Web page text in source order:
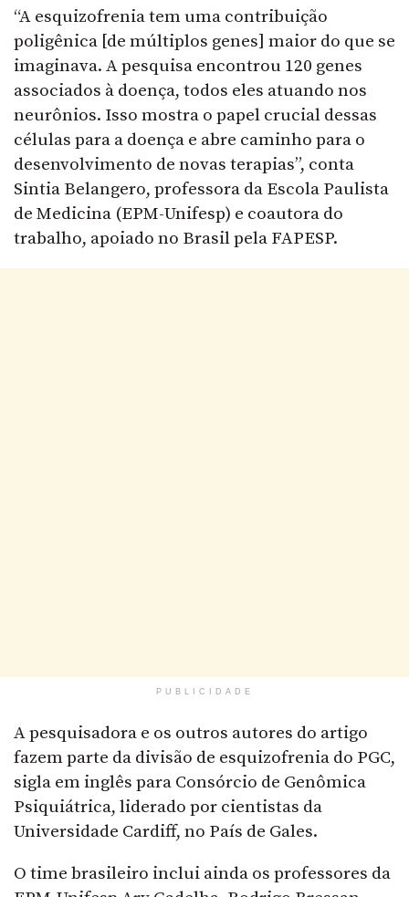
“A esquizofrenia tem uma contribuição
poligênica [de múltiplos genes] maior do que se
imaginava. A pesquisa encontrou 120 genes
associados à doença, todos eles atuando nos
neurônios. Isso mostra o papel crucial dessas
células para a doença e abre caminho para o
desenvolvimento de novas terapias”, conta
Sintia Belangero, professora da Escola Paulista
de Medicina (EPM-Unifesp) e coautora do
trabalho, apoiado no Brasil pela FAPESP.
PUBLICIDADE
A pesquisadora e os outros autores do artigo
fazem parte da divisão de esquizofrenia do PGC,
sigla em inglês para Consórcio de Genômica
Psiquiátrica, liderado por cientistas da
Universidade Cardiff, no País de Gales.
O time brasileiro inclui ainda os professores da